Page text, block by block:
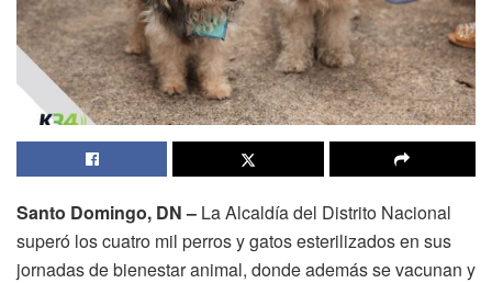
Santo Domingo, DN – La Alcaldía del Distrito Nacional
superó los cuatro mil perros y gatos esterilizados en sus
jornadas de bienestar animal, donde además se vacunan y